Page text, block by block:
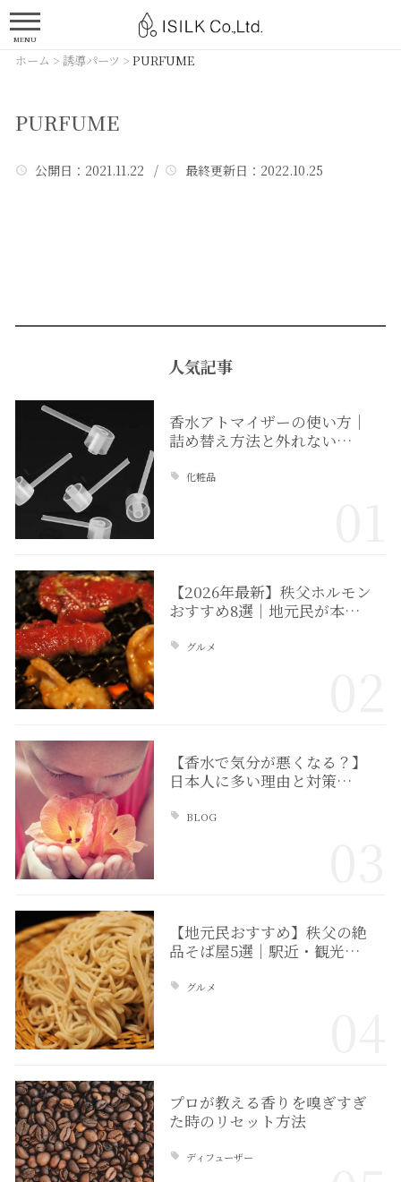
MENU
ホーム > 誘導パーツ > PURFUME
PURFUME
公開日 ：2021.11.22 / 最終更新日 ：2022.10.25
人気記事
香水アトマイザーの使い方｜
詰め替え方法と外れない…
化粧品
【2026年最新】秩父ホルモン
おすすめ8選｜地元民が本…
グルメ
【香水で気分が悪くなる？】
日本人に多い理由と対策…
BLOG
【地元民おすすめ】秩父の絶
品そば屋5選｜駅近・観光…
グルメ
プロが教える香りを嗅ぎすぎ
た時のリセット方法
ディフューザー